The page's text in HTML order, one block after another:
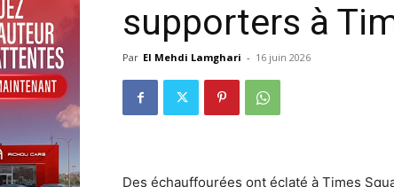
supporters à
Par El Mehdi Lamghari - 16 juin 2026
Des échauffourées ont éclaté à Times